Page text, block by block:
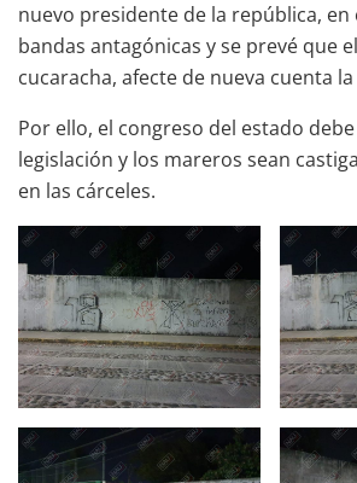
nuevo presidente de la república, en
bandas antagónicas y se prevé que
cucaracha, afecte de nueva cuenta
Por ello, el congreso del estado
legislación y los mareros sean
en las cárceles.